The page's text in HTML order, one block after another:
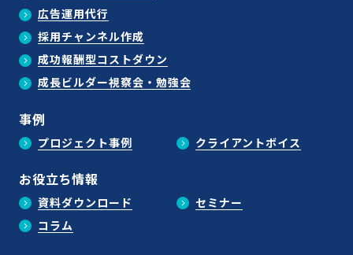
広告運用代行
採用チャンネル作成
成功報酬型コストダウン
成長ビルダー視察会・勉強会
事例
プロジェクト事例 クライアントボイス
お役立ち情報
資料ダウンロード
セミナー
コラム